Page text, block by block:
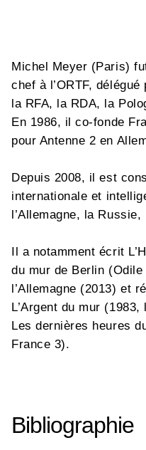
Michel Meyer (Paris)
chef à l’ORTF,
la RFA, la RDA, la
En 1986, il co-fonde
pour Antenne 2 en
Depuis 2008, il est
internationale et
l’Allemagne, la Russie,
Il a notamment écrit
du mur de Berlin
l’Allemagne (2013) et
L’Argent du mur
Les dernières heures
France 3).
Bibliographie